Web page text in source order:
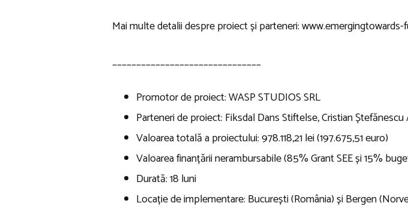
Mai multe detalii despre proiect și parteneri:
_______________________________
Promotor de proiect: WASP STUDIOS SRL
Parteneri de proiect: Fiksdal Dans Stiftelse, Cristian
Valoarea totală a proiectului: 978.118,21 lei (197.675,51 euro)
Valoarea finanțării nerambursabile (85% Grant SEE și 15%
Durată: 18 luni
Locație de implementare: București (România) și Bergen